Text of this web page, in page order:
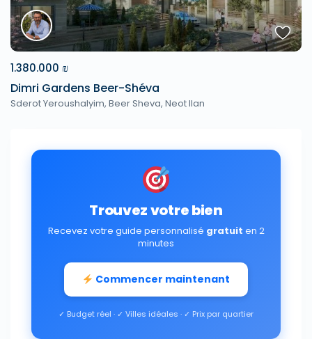
1.380.000 ₪
Dimri Gardens Beer-Shéva
Sderot Yeroushalyim, Beer Sheva, Neot Ilan
Trouvez votre bien
Recevez votre guide personnalisé gratuit en 2
minutes
Commencer maintenant
✓ Budget réel · ✓ Villes idéales · ✓ Prix par quartier